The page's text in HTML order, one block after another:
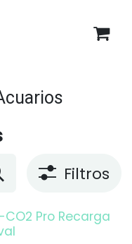
Filtros
CO2 Pro Recarga